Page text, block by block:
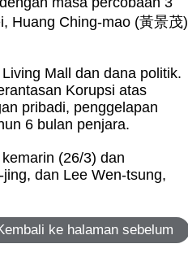
Huang Ching-mao (黃景茂)
Mall dan dana politik.
Korupsi atas
pribadi, penggelapan
6 bulan penjara.
(26/3) dan
dan Lee Wen-tsung,
ke halaman sebelum